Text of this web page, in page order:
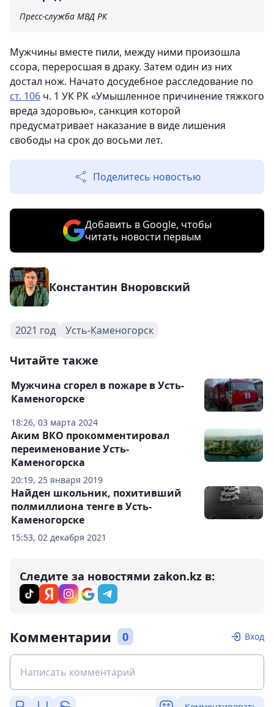
Пресс-служба МВД РК
Мужчины вместе пили, между ними произошла
ссора, переросшая в драку. Затем один из них
достал нож. Начато досудебное расследование по
ст. 106 ч. 1 УК РК «Умышленное причинение тяжкого
вреда здоровью», санкция которой
предусматривает наказание в виде лишения
свободы на срок до восьми лет.
Поделитесь новостью
Добавить в Google, чтобы
читать новости первым
Константин Вноровский
2021 год Усть-Каменогорск
Читайте также
18:26, 03 марта 2024
Мужчина сгорел в пожаре в Усть-
Каменогорске
20:19, 25 января 2019
Аким ВКО прокомментировал
переименование Усть-
Каменогорска
15:53, 02 декабря 2021
Найден школьник, похитивший
полмиллиона тенге в Усть-
Каменогорске
Следите за новостями zakon.kz в:
Комментарии 0 Вход